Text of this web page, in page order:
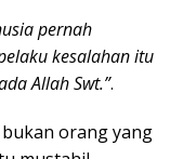
pernah
kesalahan itu
Allah Swt.”.
orang yang